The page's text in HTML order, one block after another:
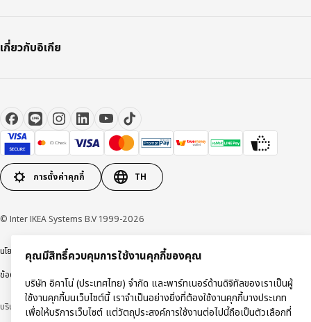
เกี่ยวกับอิเกีย
การตั้งค่าคุกกี้ TH
© Inter IKEA Systems B.V 1999-2026
นโยบายการคุ้มครองข้อมูลส่วนบุคคลนโยบายการใช้งานคุกกี้ ข้อตกลงการใช้งาน
ข้อตกลงการซื้อสินค้า
บริษัท อิคาโน่ (ประเทศไทย) จำกัด (ทะเบียนเลขที่ 0105550011416)
คุณมีสิทธิ์ควบคุมการใช้งานคุกกี้ของคุณ
บริษัท อิคาโน่ (ประเทศไทย) จำกัด และพาร์ทเนอร์ด้านดิจิทัลของเราเป็นผู้
ใช้งานคุกกี้บนเว็บไซต์นี้ เราจำเป็นอย่างยิ่งที่ต้องใช้งานคุกกี้บางประเภท
เพื่อให้บริการเว็บไซต์ แต่วัตถุประสงค์การใช้งานต่อไปนี้ถือเป็นตัวเลือกที่